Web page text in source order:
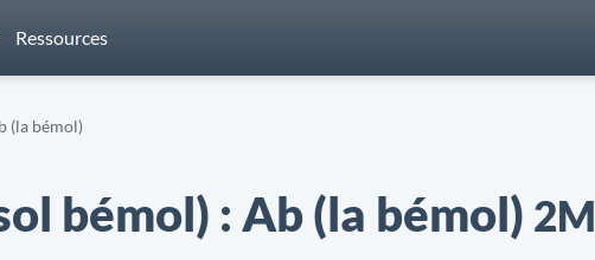
Ressources
(la bémol)
bémol) : Ab (la bémol) 2M